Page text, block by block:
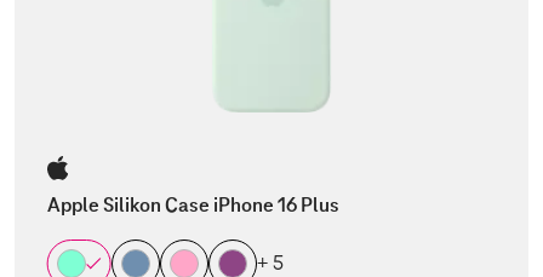
Apple Silikon Case iPhone 16 Plus
+ 5